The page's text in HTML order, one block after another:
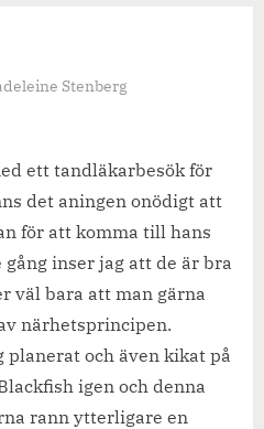
Stenberg
ett tandläkarbesök för
det aningen onödigt att
för att komma till hans
inser jag att de är bra
väl bara att man gärna
närhetsprincipen.
planerat och även kikat på
igen och denna
rann ytterligare en